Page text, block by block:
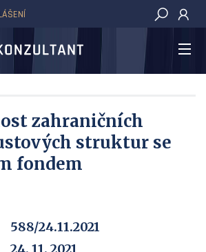
zahraničních
struktur se
fondem
588/24.11.2021